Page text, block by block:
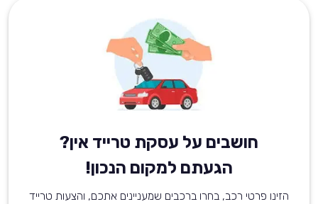
חושבים על עסקת טרייד אין?
הגעתם למקום הנכון!
הזינו פרטי רכב, בחרו ברכבים שמעניינים אתכם, והצעות טרייד